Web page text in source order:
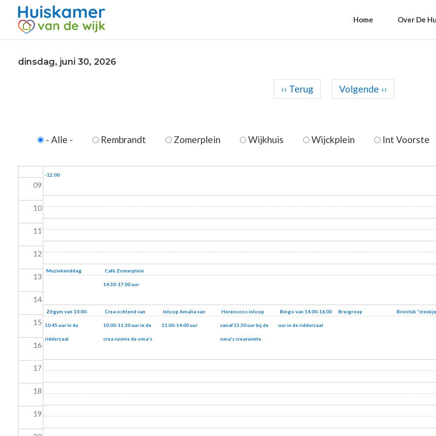
Home Over De
dinsdag, juni 30, 2026
Paginering
‹‹ Terug Volgende ››
- Alle - Rembrandt Zomerplein Wijkhuis Wijckplein Int Voorste
02
07
09
10
11
12
13
14
15
16
17
18
19
-12:00
Muziekmiddag Café Zomerplein
14.30-17.00 uur
Zitgym van 10.00-
10.45 uur in de
ridderzaal
Crea ochtend van
10.00-11.30 uur in de
crea ruimte de oma's
Inloop Amalia van
11.00-14.00 uur
Herensoos inloop
vanaf 13.30 uur bij de
oma's crearuimte
Bingo van 14.00-16.00
uur in de ridderzaal
Breigroep Breiclub